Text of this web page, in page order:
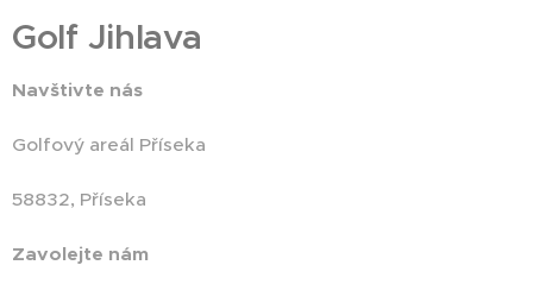
Golf Jihlava
Navštivte nás
Golfový areál Příseka
58832, Příseka
Zavolejte nám